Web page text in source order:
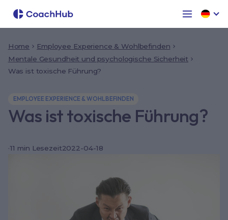
Home
Employee Experience & Wohlbefinden
Mentale Gesundheit und psychologische Sicherheit
Was ist toxische Führung?
EMPLOYEE EXPERIENCE & WOHLBEFINDEN
Was ist toxische Führung?
·11 min Lesezeit2022-04-18